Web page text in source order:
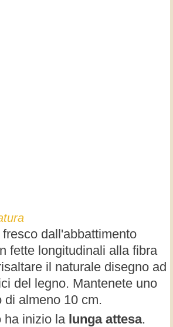
dall'abbattimento
fette longitudinali alla fibra
il naturale disegno ad
del legno. Mantenete uno
di almeno 10 cm.
ha inizio la lunga attesa.